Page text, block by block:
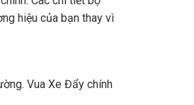
hiệu của bạn thay vì
Vua Xe Đẩy chính